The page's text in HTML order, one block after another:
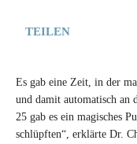
TEILEN
Es gab eine Zeit, in der
und damit automatisch an
25 gab es ein magisches
schlüpften“, erklärte Dr.